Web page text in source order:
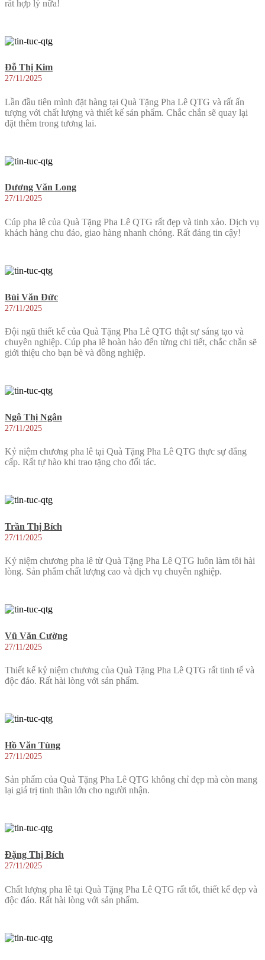
rất hợp lý nữa!
Đỗ Thị Kim
27/11/2025
Lần đầu tiên mình đặt hàng tại Quà Tặng Pha Lê QTG và rất ấn
tượng với chất lượng và thiết kế sản phẩm. Chắc chắn sẽ quay lại
đặt thêm trong tương lai.
Dương Văn Long
27/11/2025
Cúp pha lê của Quà Tặng Pha Lê QTG rất đẹp và tinh xảo. Dịch vụ
khách hàng chu đáo, giao hàng nhanh chóng. Rất đáng tin cậy!
Bùi Văn Đức
27/11/2025
Đội ngũ thiết kế của Quà Tặng Pha Lê QTG thật sự sáng tạo và
chuyên nghiệp. Cúp pha lê hoàn hảo đến từng chi tiết, chắc chắn sẽ
giới thiệu cho bạn bè và đồng nghiệp.
Ngô Thị Ngân
27/11/2025
Kỷ niệm chương pha lê tại Quà Tặng Pha Lê QTG thực sự đẳng
cấp. Rất tự hào khi trao tặng cho đối tác.
Trần Thị Bích
27/11/2025
Kỷ niệm chương pha lê từ Quà Tặng Pha Lê QTG luôn làm tôi hài
lòng. Sản phẩm chất lượng cao và dịch vụ chuyên nghiệp.
Vũ Văn Cường
27/11/2025
Thiết kế kỷ niệm chương của Quà Tặng Pha Lê QTG rất tinh tế và
độc đáo. Rất hài lòng với sản phẩm.
Hồ Văn Tùng
27/11/2025
Sản phẩm của Quà Tặng Pha Lê QTG không chỉ đẹp mà còn mang
lại giá trị tinh thần lớn cho người nhận.
Đặng Thị Bích
27/11/2025
Chất lượng pha lê tại Quà Tặng Pha Lê QTG rất tốt, thiết kế đẹp và
độc đáo. Rất hài lòng với sản phẩm.